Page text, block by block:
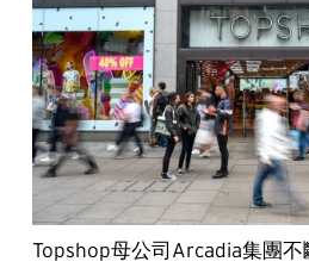
Topshop母公司Arcadia集團